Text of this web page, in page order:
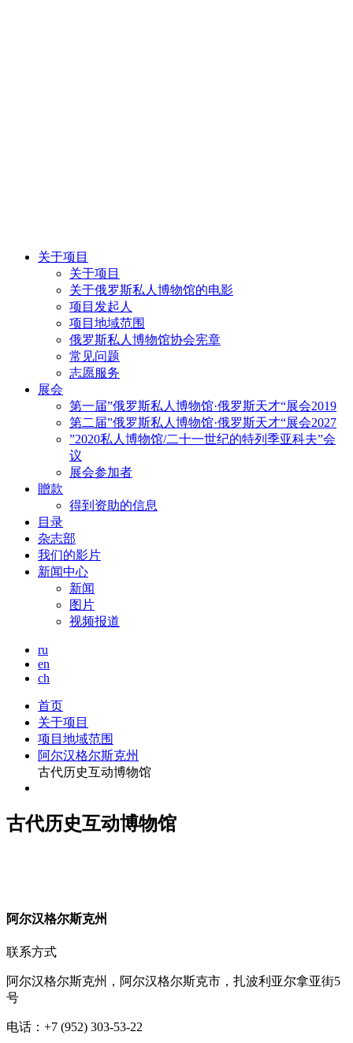
关于项目
关于项目
关于俄罗斯私人博物馆的电影
项目发起人
项目地域范围
俄罗斯私人博物馆协会宪章
常见问题
志愿服务
展会
第一届”俄罗斯私人博物馆·俄罗斯天才“展会2019
第二届”俄罗斯私人博物馆·俄罗斯天才“展会2027
”2020私人博物馆/二十一世纪的特列季亚科夫”会
议
展会参加者
贈款
得到资助的信息
目录
杂志部
我们的影片
新闻中心
新闻
图片
视频报道
ru
en
ch
首页
关于项目
项目地域范围
阿尔汉格尔斯克州
古代历史互动博物馆
古代历史互动博物馆
阿尔汉格尔斯克州
联系方式
阿尔汉格尔斯克州，阿尔汉格尔斯克市，扎波利亚尔拿亚街5
号
电话：+7 (952) 303-53-22